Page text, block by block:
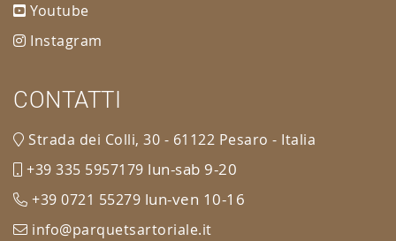
Youtube
Instagram
CONTATTI
Strada dei Colli, 30 - 61122 Pesaro - Italia
+39 335 5957179 lun-sab 9-20
+39 0721 55279 lun-ven 10-16
info@parquetsartoriale.it